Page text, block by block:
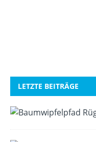
LETZTE BEITRÄGE